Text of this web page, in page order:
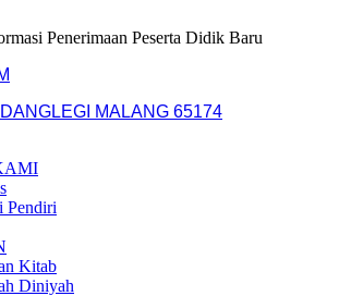
Penerimaan Peserta Didik Baru
MALANG 65174
Pendiri
Kitab
Diniyah